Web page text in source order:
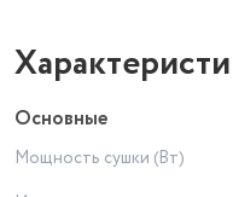
Основные
Мощность сушки (Вт)